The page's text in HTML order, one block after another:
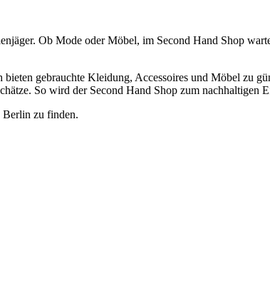
Ob Mode oder Möbel, im Second Hand Shop
gebrauchte Kleidung, Accessoires und Möbel zu
So wird der Second Hand Shop zum nachhaltigen
Berlin zu finden.